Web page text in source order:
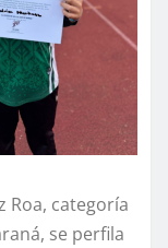
Roa, categoría
se perfila